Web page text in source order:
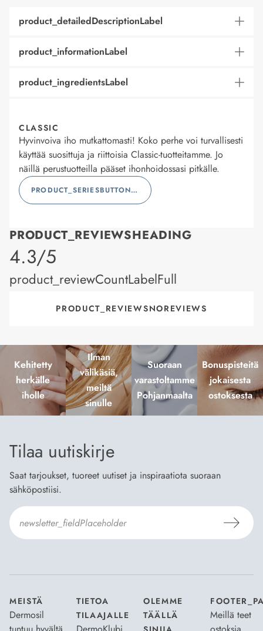
product_detailedDescriptionLabel
product_informationLabel
product_ingredientsLabel
CLASSIC
Hyvinvoiva iho mutkattomasti! Koko perhe voi turvallisesti
käyttää suosittuja ja riittoisia Classic-tuotteitamme. Jo
näillä perustuotteilla pääset ihonhoidossasi pitkälle.
PRODUCT_SERIESBUTTONLABEL
PRODUCT_REVIEWSHEADING
product_rating
4.3/5
product_reviewCountLabelFull
PRODUCT_REVIEWSNOREVIEWS
Kehitetty
herkälle
iholle
Ilman
välikäsiä,
meiltä
sinulle
Suoraan
varastoltamme
Pohjanmaalta
Bonuspisteitä
jokaisesta
ostoksesta
Tilaa uutiskirje
Saat tarjoukset, tuoreet uutiset ja inspiraatiota suoraan
sähköpostiisi.
MEISTÄ
Dermosil
TIETOA
TILAAJALLE
OLEMME
TÄÄLLÄ
Meillä teet